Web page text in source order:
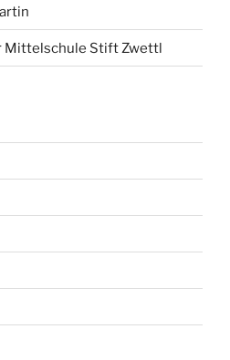
Mittelschule Stift Zwettl